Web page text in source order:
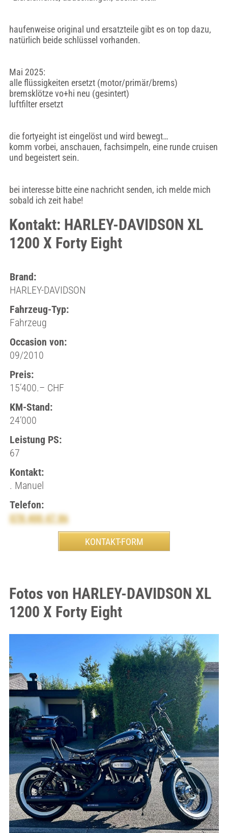
haufenweise original und ersatzteile gibt es on top dazu,
natürlich beide schlüssel vorhanden.
Mai 2025:
alle flüssigkeiten ersetzt (motor/primär/brems)
bremsklötze vo+hi neu (gesintert)
luftfilter ersetzt
die fortyeight ist eingelöst und wird bewegt…
komm vorbei, anschauen, fachsimpeln, eine runde cruisen
und begeistert sein.
bei interesse bitte eine nachricht senden, ich melde mich
sobald ich zeit habe!
Kontakt: HARLEY-DAVIDSON XL
1200 X Forty Eight
Brand:
HARLEY-DAVIDSON
Fahrzeug-Typ:
Fahrzeug
Occasion von:
09/2010
Preis:
15’400.– CHF
KM-Stand:
24’000
Leistung PS:
67
Kontakt:
. Manuel
Telefon:
078 400 47 86
Fotos von HARLEY-DAVIDSON XL
1200 X Forty Eight